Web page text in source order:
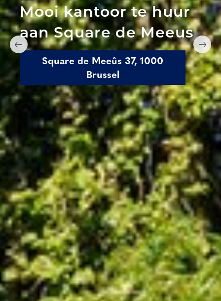
Mooi kantoor te huur
aan Square de Meeus
Square de Meeûs 37, 1000
Brussel